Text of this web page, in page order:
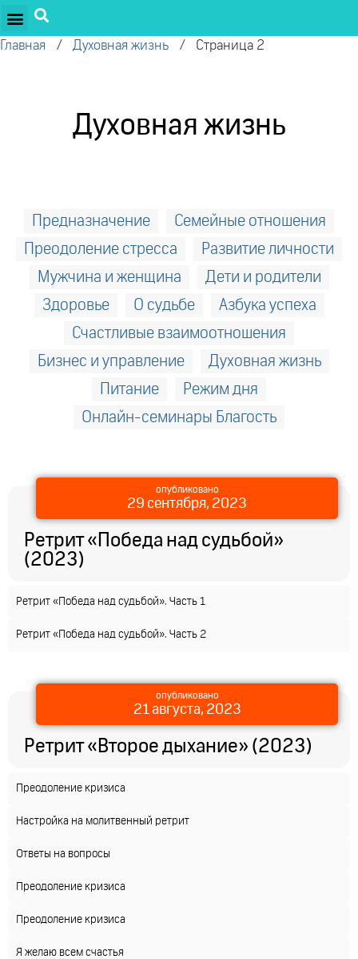
Главная / Духовная жизнь / Страница 2
Духовная жизнь
Предназначение
Семейные отношения
Преодоление стресса
Развитие личности
Мужчина и женщина
Дети и родители
Здоровье
О судьбе
Азбука успеха
Счастливые взаимоотношения
Бизнес и управление
Духовная жизнь
Питание
Режим дня
Онлайн-семинары Благость
опубликовано
29 сентября, 2023
Ретрит «Победа над судьбой»
(2023)
Ретрит «Победа над судьбой». Часть 1
Ретрит «Победа над судьбой». Часть 2
опубликовано
21 августа, 2023
Ретрит «Второе дыхание» (2023)
Преодоление кризиса
Настройка на молитвенный ретрит
Ответы на вопросы
Преодоление кризиса
Преодоление кризиса
Я желаю всем счастья